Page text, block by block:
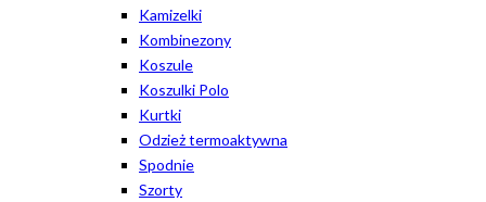
Kamizelki
Kombinezony
Koszule
Koszulki Polo
Kurtki
Odzież termoaktywna
Spodnie
Szorty